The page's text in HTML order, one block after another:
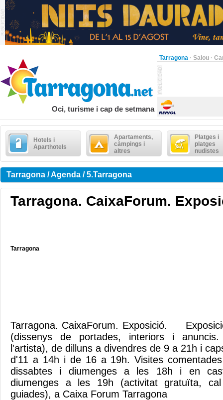
Tarragona · Salou ·
Oci, turisme i cap de setmana
Hotels i
Aparthotels
Apartaments,
càmpings i
altres
Platges i
platges
nudistes
Tarragona / Agenda / 5.Tarragona
Tarragona. CaixaForum.
Tarragona
Tarragona. CaixaForum. Exposició.
(dissenys de portades, interiors i
l'artista), de dilluns a divendres de 9 a 21h i
d'11 a 14h i de 16 a 19h. Visites
dissabtes i diumenges a les 18h i en
diumenges a les 19h (activitat gratuïta,
guiades), a Caixa Forum Tarragona